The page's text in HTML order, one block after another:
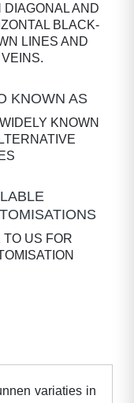
DIAGONAL AND
BLACK-
LINES AND
KNOWN AS
KNOWN
TO US FOR
variaties in